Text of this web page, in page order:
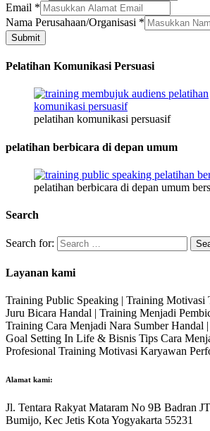
Email *
Nama Perusahaan/Organisasi *
Submit
Pelatihan Komunikasi Persuasi
pelatihan komunikasi persuasif
pelatihan berbicara di depan umum
pelatihan berbicara di depan umum
Search
Search for:
Layanan kami
Training Public Speaking | Training Motivasi
Juru Bicara Handal | Training Menjadi
Training Cara Menjadi Nara Sumber Handal
Goal Setting In Life & Bisnis Tips Cara
Profesional Training Motivasi Karyawan
Alamat kami:
Jl. Tentara Rakyat Mataram No 9B Badran
Bumijo, Kec Jetis Kota Yogyakarta 55231